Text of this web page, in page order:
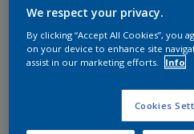
We respect your privacy.
By clicking “Accept All Cookies”, you
on your device to enhance site
assist in our marketing efforts.
Info
Cookies